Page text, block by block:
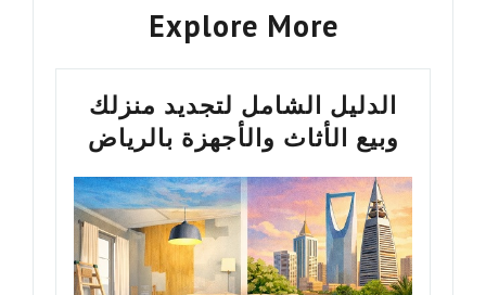
Explore More
الدليل الشامل لتجديد منزلك
وبيع الأثاث والأجهزة بالرياض